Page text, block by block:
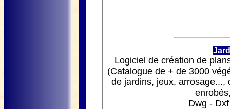
Jard
Logiciel de création de
(Catalogue de + de 3000
de jardins, jeux, arrosage...,
Dwg -